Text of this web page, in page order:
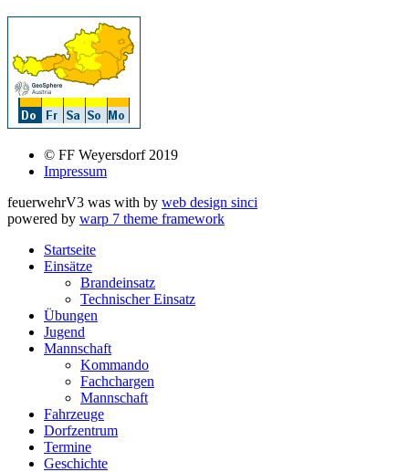
© FF Weyersdorf 2019
Impressum
feuerwehrV3 was with by web design sinci
powered by warp 7 theme framework
Startseite
Einsätze
Brandeinsatz
Technischer Einsatz
Übungen
Jugend
Mannschaft
Kommando
Fachchargen
Mannschaft
Fahrzeuge
Dorfzentrum
Termine
Geschichte